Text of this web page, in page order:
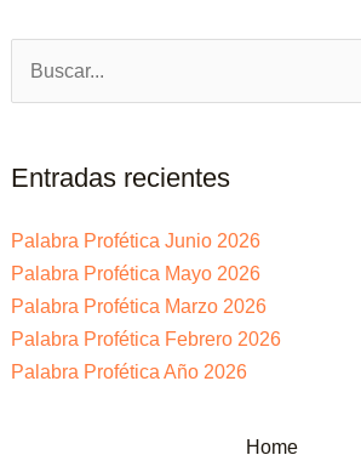
Buscar
por:
Entradas recientes
Palabra Profética Junio 2026
Palabra Profética Mayo 2026
Palabra Profética Marzo 2026
Palabra Profética Febrero 2026
Palabra Profética Año 2026
Home